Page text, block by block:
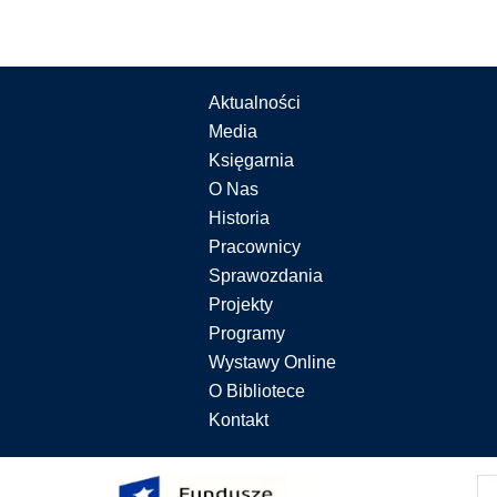
Aktualności
Media
Księgarnia
O Nas
Historia
Pracownicy
Sprawozdania
Projekty
Programy
Wystawy Online
O Bibliotece
Kontakt